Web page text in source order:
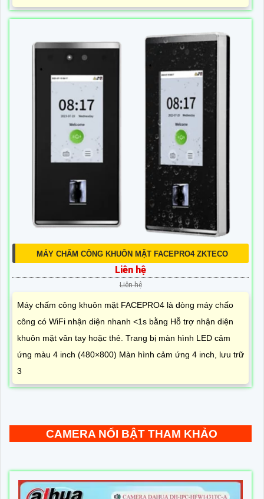
MÁY CHẤM CÔNG KHUÔN MẶT FACEPRO4 ZKTECO
Liên hệ
Liên hệ
Máy chấm công khuôn mặt FACEPRO4 là dòng máy chấo
công có WiFi nhận diện nhanh <1s bằng Hỗ trợ nhận diện
khuôn mặt vân tay hoặc thẻ. Trang bị màn hình LED cảm
ứng màu 4 inch (480×800) Màn hình cảm ứng 4 inch, lưu trữ
3
CAMERA NỔI BẬT THAM KHẢO